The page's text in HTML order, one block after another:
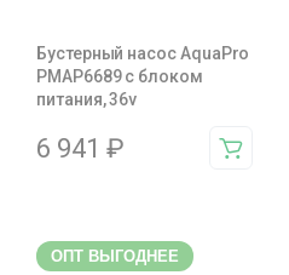
Бустерный насос AquaPro
PMAP6689 с блоком
питания, 36v
6 941 ₽
ОПТ ВЫГОДНЕЕ